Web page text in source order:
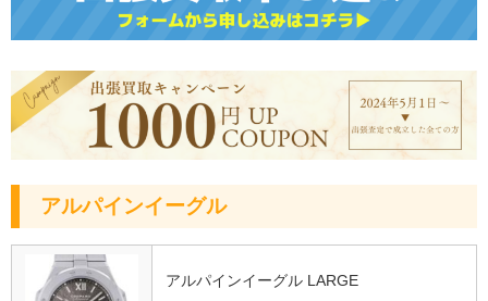
アルパインイーグル
アルパインイーグル LARGE